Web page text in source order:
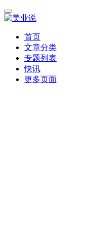
首页
文章分类
专题列表
快讯
更多页面